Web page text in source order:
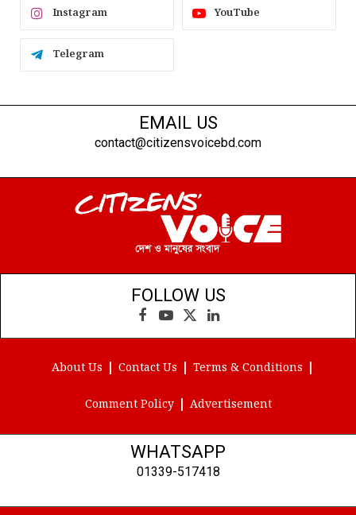
Instagram YouTube
Telegram
EMAIL US
contact@citizensvoicebd.com
FOLLOW US
Facebook
YouTube
X
(Twitter)
LinkedIn
About Us Contact Us Terms & Conditions
Comment Policy Advertisement
WHATSAPP
01339-517418